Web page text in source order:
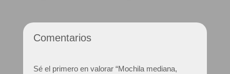
Comentarios
Sé el primero en valorar “Mochila mediana,